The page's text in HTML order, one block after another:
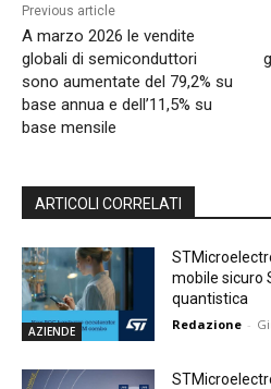
Previous article
A marzo 2026 le vendite
globali di semiconduttori
sono aumentate del 79,2% su
base annua e dell’11,5% su
base mensile
ARTICOLI CORRELATI
AZIENDE
mobile sicuro
quantistica
Redazione -